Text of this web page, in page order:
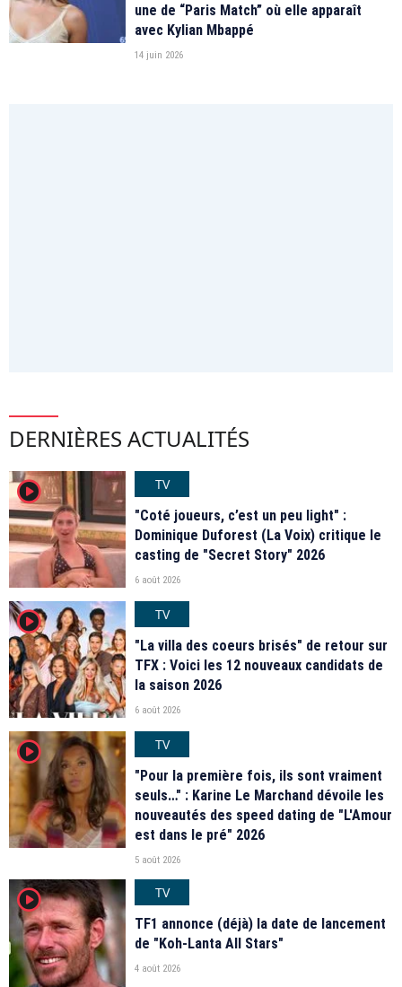
une de “Paris Match” où elle apparaît
avec Kylian Mbappé
14 juin 2026
DERNIÈRES ACTUALITÉS
player2
TV
"Coté joueurs, c’est un peu light" :
Dominique Duforest (La Voix) critique le
casting de "Secret Story" 2026
6 août 2026
player2
TV
"La villa des coeurs brisés" de retour sur
TFX : Voici les 12 nouveaux candidats de
la saison 2026
6 août 2026
player2
TV
"Pour la première fois, ils sont vraiment
seuls…" : Karine Le Marchand dévoile les
nouveautés des speed dating de "L'Amour
est dans le pré" 2026
5 août 2026
player2
TV
TF1 annonce (déjà) la date de lancement
de "Koh-Lanta All Stars"
4 août 2026